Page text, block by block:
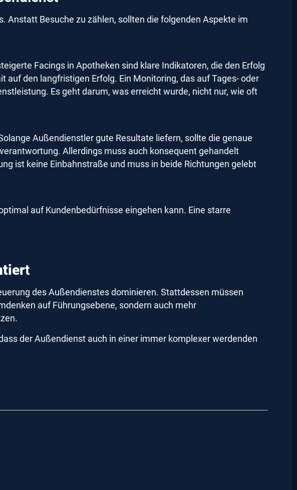
Anstatt Besuche zu zählen, sollten die folgenden Aspekte im
Facings in Apotheken sind klare Indikatoren, die den Erfolg
auf den langfristigen Erfolg. Ein Monitoring, das auf Tages- oder
Es geht darum, was erreicht wurde, nicht nur, wie oft
Außendienstler gute Resultate liefern, sollte die genaue
Allerdings muss auch konsequent gehandelt
ist keine Einbahnstraße und muss in beide Richtungen gelebt
auf Kundenbedürfnisse eingehen kann. Eine starre
t
des Außendienstes dominieren. Stattdessen müssen
auf Führungsebene, sondern auch mehr
der Außendienst auch in einer immer komplexer werdenden